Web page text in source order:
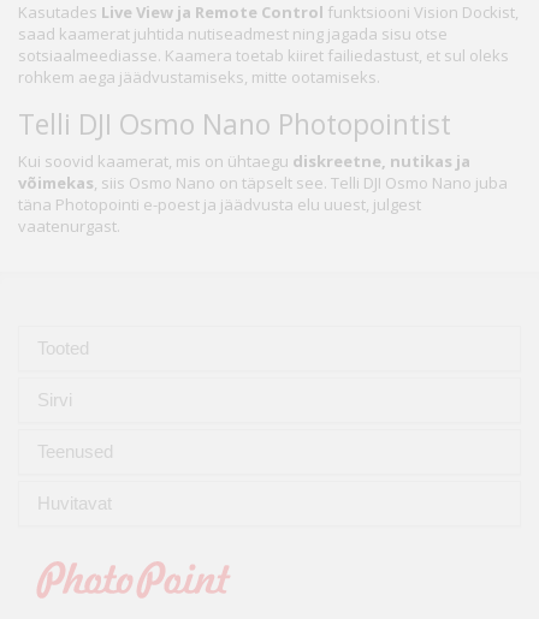
Kasutades Live View ja Remote Control funktsiooni Vision Dockist,
saad kaamerat juhtida nutiseadmest ning jagada sisu otse
sotsiaalmeediasse. Kaamera toetab kiiret failiedastust, et sul oleks
rohkem aega jäädvustamiseks, mitte ootamiseks.
Telli DJI Osmo Nano Photopointist
Kui soovid kaamerat, mis on ühtaegu diskreetne, nutikas ja
võimekas, siis Osmo Nano on täpselt see. Telli DJI Osmo Nano juba
täna Photopointi e-poest ja jäädvusta elu uuest, julgest
vaatenurgast.
Tooted
Sirvi
Teenused
Huvitavat